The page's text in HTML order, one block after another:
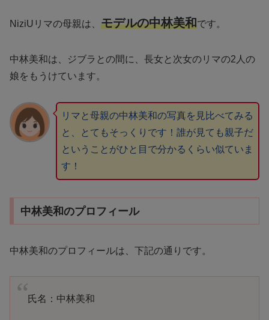
NiziUリマの母親は、 モデルの中林美和です。
中林美和は、ジブラとの間に、長女と次女のリマの2人の
娘をもうけています。
リマと母親の中林美和の写真を見比べてみる
と、とてもそっくりです！誰が見ても親子だ
ということがひと目で分かるくらい似ていま
す！
中林美和のプロフィール
中林美和のプロフィールは、下記の通りです。
氏名：中林美和